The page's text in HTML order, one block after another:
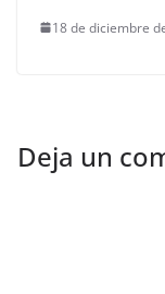
18 de diciembre
Deja un